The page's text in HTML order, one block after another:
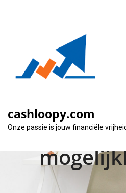
cashloopy.com
Onze passie is jouw financiële
Wat kun je
een
Ontdek